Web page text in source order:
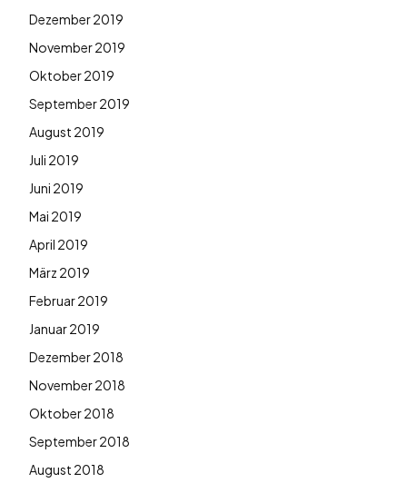
Dezember 2019
November 2019
Oktober 2019
September 2019
August 2019
Juli 2019
Juni 2019
Mai 2019
April 2019
März 2019
Februar 2019
Januar 2019
Dezember 2018
November 2018
Oktober 2018
September 2018
August 2018